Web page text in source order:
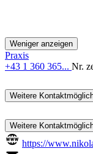
Weniger anzeigen
Praxis
+43 1 360 365... Nr.
Weitere
Weitere
https://